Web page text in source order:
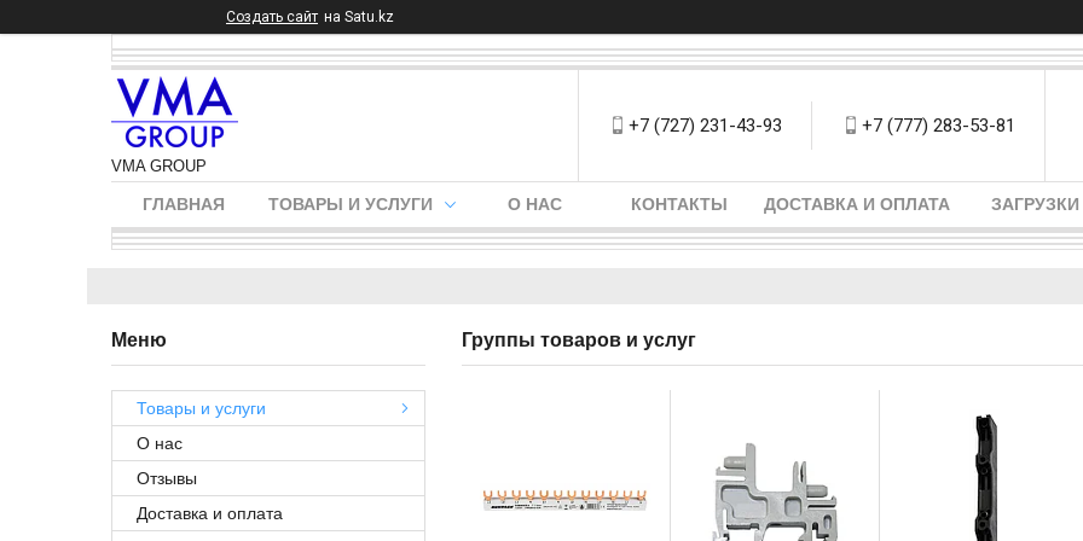
Создать сайт на Satu.kz
VMA GROUP
+7 (727) 231-43-93 +7 (777) 283-53-81
ГЛАВНАЯ ТОВАРЫ И УСЛУГИ О НАС КОНТАКТЫ ДОСТАВКА И ОПЛАТА ЗАГРУЗКИ
Группы товаров и услуг
Товары и услуги
О нас
Отзывы
Доставка и оплата